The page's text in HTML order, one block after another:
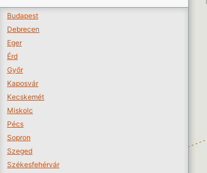
Budapest
Debrecen
Eger
Érd
Győr
Kaposvár
Kecskemét
Miskolc
Pécs
Sopron
Szeged
Székesfehérvár